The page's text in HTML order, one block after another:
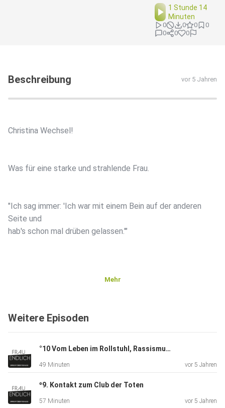
1 Stunde 14
Minuten
0 0 0
0
0
0 0
Beschreibung vor 5 Jahren
Christina Wechsel!
Was für eine starke und strahlende Frau.
"Ich sag immer: 'Ich war mit einem Bein auf der anderen
Seite und
hab's schon mal drüben gelassen.'"
Ihre
guter Freund sein Leben - und sie ein Bein. Aus diesen
Erlebnissen geht sie noch stärker hervor. Sie ist ein
Mensch, der
aus jeder Faser Lebensfreude und pure Liebe ausstrahlt.
Wie das
Mehr
Weitere Episoden
°10 Vom Leben im Rollstuhl, Rassismus, dem Lächeln und Tabak
49 Minuten vor 5 Jahren
º9. Kontakt zum Club der Toten
57 Minuten vor 5 Jahren